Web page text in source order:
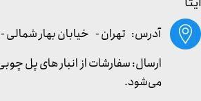
ایتا
آدرس: تهران - خیابان بهار
ارسال: سفارشات از انبار های پل
می‌شود.